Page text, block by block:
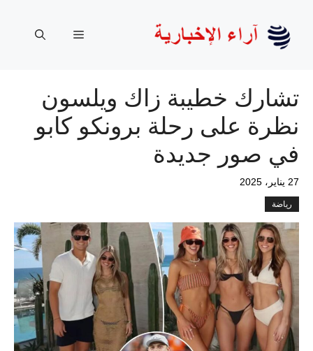
المحتوى
القائمة
تشارك خطيبة زاك ويلسون
نظرة على رحلة برونكو كابو
في صور جديدة
27 يناير، 2025
رياضة